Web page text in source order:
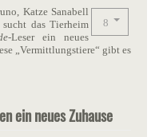
Katze Sanabell
das Tierheim
-Leser ein neues
„Vermittlungstiere“ gibt es
ein neues Zuhause